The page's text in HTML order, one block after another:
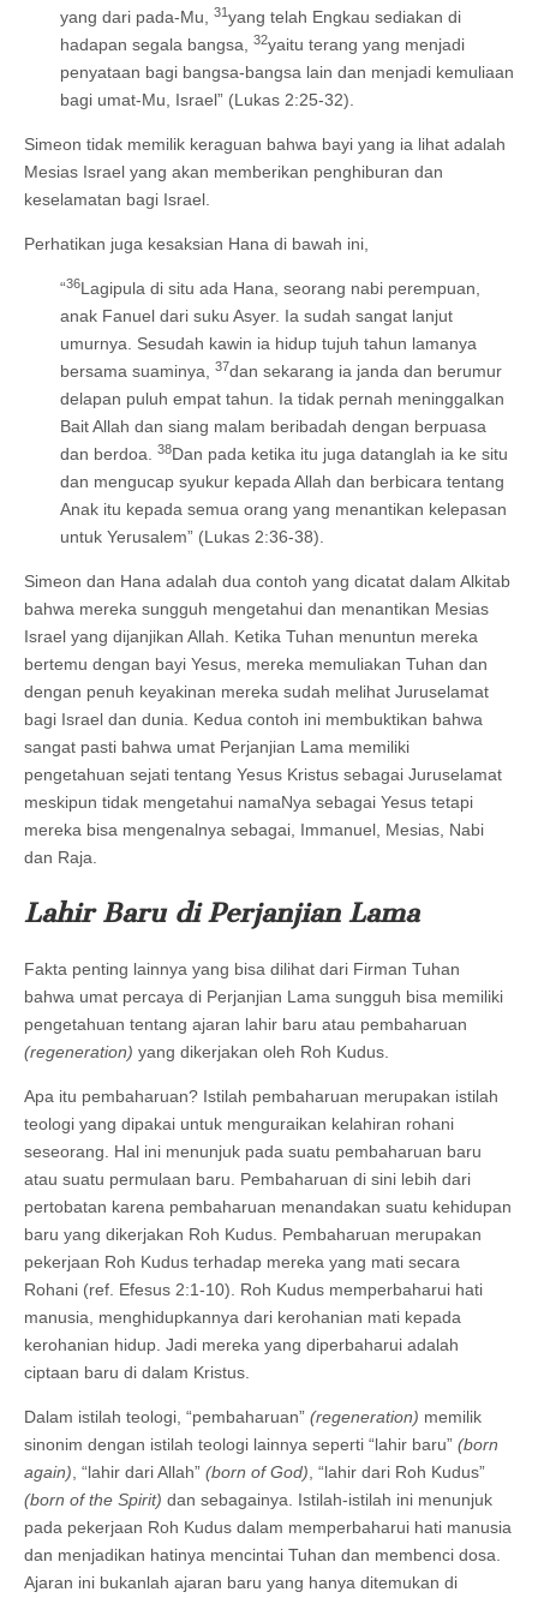
yang dari pada-Mu,
31yang telah Engkau sediakan di
hadapan segala bangsa,
32yaitu terang yang menjadi
penyataan bagi bangsa-bangsa lain dan menjadi kemuliaan
bagi umat-Mu, Israel” (Lukas 2:25-32).
Simeon tidak memilik keraguan bahwa bayi yang ia lihat adalah
Mesias Israel yang akan memberikan penghiburan dan
keselamatan bagi Israel.
Perhatikan juga kesaksian Hana di bawah ini,
“36Lagipula di situ ada Hana, seorang nabi perempuan,
anak Fanuel dari suku Asyer. Ia sudah sangat lanjut
umurnya. Sesudah kawin ia hidup tujuh tahun lamanya
bersama suaminya,
37dan sekarang ia janda dan berumur
delapan puluh empat tahun. Ia tidak pernah meninggalkan
Bait Allah dan siang malam beribadah dengan berpuasa
dan berdoa.
38Dan pada ketika itu juga datanglah ia ke situ
dan mengucap syukur kepada Allah dan berbicara tentang
Anak itu kepada semua orang yang menantikan kelepasan
untuk Yerusalem” (Lukas 2:36-38).
Simeon dan Hana adalah dua contoh yang dicatat dalam Alkitab
bahwa mereka sungguh mengetahui dan menantikan Mesias
Israel yang dijanjikan Allah. Ketika Tuhan menuntun mereka
bertemu dengan bayi Yesus, mereka memuliakan Tuhan dan
dengan penuh keyakinan mereka sudah melihat Juruselamat
bagi Israel dan dunia. Kedua contoh ini membuktikan bahwa
sangat pasti bahwa umat Perjanjian Lama memiliki
pengetahuan sejati tentang Yesus Kristus sebagai Juruselamat
meskipun tidak mengetahui namaNya sebagai Yesus tetapi
mereka bisa mengenalnya sebagai, Immanuel, Mesias, Nabi
dan Raja.
Lahir Baru di Perjanjian Lama
Fakta penting lainnya yang bisa dilihat dari Firman Tuhan
bahwa umat percaya di Perjanjian Lama sungguh bisa memiliki
pengetahuan tentang ajaran lahir baru atau pembaharuan
(regeneration) yang dikerjakan oleh Roh Kudus.
Apa itu pembaharuan? Istilah pembaharuan merupakan istilah
teologi yang dipakai untuk menguraikan kelahiran rohani
seseorang. Hal ini menunjuk pada suatu pembaharuan baru
atau suatu permulaan baru. Pembaharuan di sini lebih dari
pertobatan karena pembaharuan menandakan suatu kehidupan
baru yang dikerjakan Roh Kudus. Pembaharuan merupakan
pekerjaan Roh Kudus terhadap mereka yang mati secara
Rohani (ref. Efesus 2:1-10). Roh Kudus memperbaharui hati
manusia, menghidupkannya dari kerohanian mati kepada
kerohanian hidup. Jadi mereka yang diperbaharui adalah
ciptaan baru di dalam Kristus.
Dalam istilah teologi, “pembaharuan” (regeneration) memilik
sinonim dengan istilah teologi lainnya seperti “lahir baru” (born
again) , “lahir dari Allah” (born of God) , “lahir dari Roh Kudus”
(born of the Spirit) dan sebagainya. Istilah-istilah ini menunjuk
pada pekerjaan Roh Kudus dalam memperbaharui hati manusia
dan menjadikan hatinya mencintai Tuhan dan membenci dosa.
Ajaran ini bukanlah ajaran baru yang hanya ditemukan di